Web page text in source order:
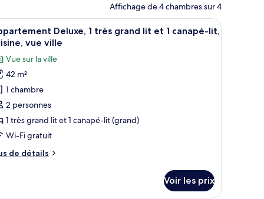
Affichage de 4 chambres sur 4
à induction noire, une poêle et une casserole sur un plateau.
:
Une chambre d’hôtel moderne, équipée
21
Deluxe, 1 très grand lit et 1 canapé-lit,
vue ville
Vue sur la ville
42 m²
1 chambre
2 personnes
1 très grand lit et 1 canapé-lit (grand)
Wi-Fi gratuit
de détails
Voir les prix